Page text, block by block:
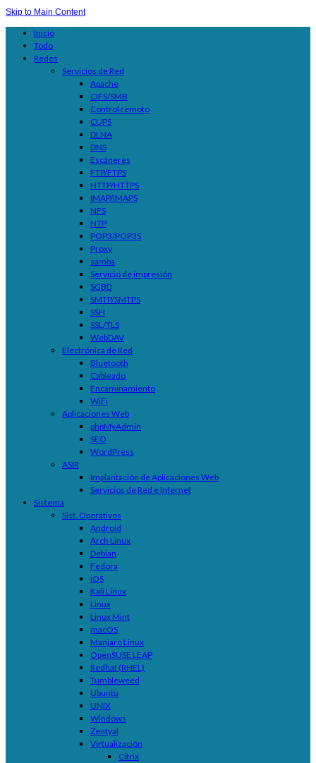
Skip to Main Content
Inicio
Todo
Redes
Servicios de Red
Apache
CIFS/SMB
Control remoto
CUPS
DLNA
DNS
Escáneres
FTP/FTPS
HTTP/HTTPS
IMAP/IMAPS
NFS
NTP
POP3/POP3S
Proxy
samba
Servicio de impresión
SGBD
SMTP/SMTPS
SSH
SSL/TLS
WebDAV
Electrónica de Red
Bluetooth
Cableado
Encaminamiento
WiFi
Aplicaciones Web
phpMyAdmin
SEO
WordPress
ASIR
Implantación de Aplicaciones Web
Servicios de Red e Internet
Sistema
Sist. Operativos
Android
Arch Linux
Debian
Fedora
iOS
Kali Linux
Linux
Linux Mint
macOS
Manjaro Linux
OpenSUSE LEAP
Redhat (RHEL)
Tumbleweed
Ubuntu
UNIX
Windows
Zentyal
Virtualización
Citrix